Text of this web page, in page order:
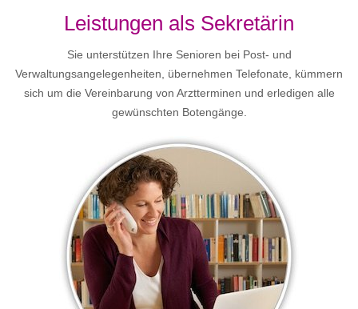
Leistungen als Sekretärin
Sie unterstützen Ihre Senioren bei Post- und
Verwaltungsangelegenheiten, übernehmen Telefonate, kümmern
sich um die Vereinbarung von Arztterminen und erledigen alle
gewünschten Botengänge.